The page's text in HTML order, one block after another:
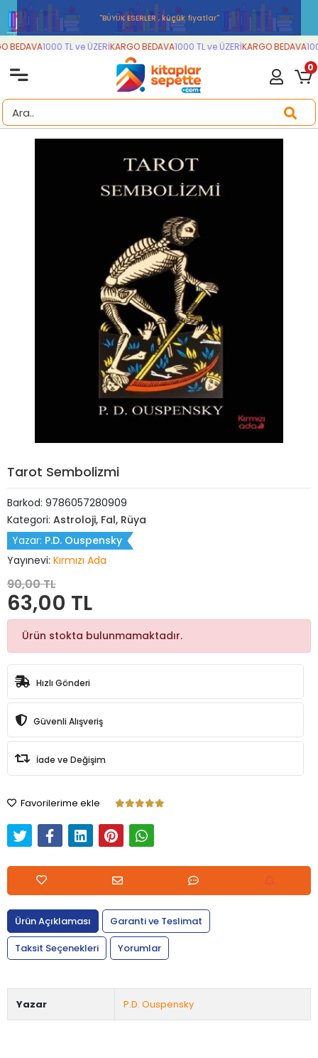
''BÜYÜK ESERLER , küçük fiyatlar''
BEDAVA1000 TL ve ÜZERİKARGO BEDAVA1000 TL ve ÜZERİKARGO BEDAVA
0
Tarot Sembolizmi
Barkod: 9786057280909
Kategori: Astroloji, Fal, Rüya
Yazar: P.D. Ouspensky
Yayınevi: Kırmızı Ada
90,00 TL
63,00 TL
Ürün stokta bulunmamaktadır.
Hızlı Gönderi
Güvenli Alışveriş
İade ve Değişim
Favorilerime ekle
Ürün Açıklaması
Garanti ve Teslimat
Taksit Seçenekleri
Yorumlar
Yazar P.D. Ouspensky